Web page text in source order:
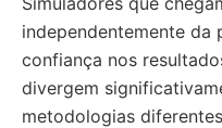
independentemente da
confiança nos
divergem
metodologias